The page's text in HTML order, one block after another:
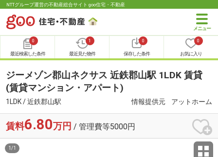
NTTグループ運営の不動産総合サイト goo住宅・不動産
0
最近検索した条件
1
最近見た物件
0
保存した条件
0
お気に入り
ジーメゾン郡山ネクサス 近鉄郡山駅 1LDK 賃貸
(賃貸マンション・アパート)
1LDK / 近鉄郡山駅 情報提供元 アットホーム
賃料6.80万円 / 管理費等5000円
1 /1